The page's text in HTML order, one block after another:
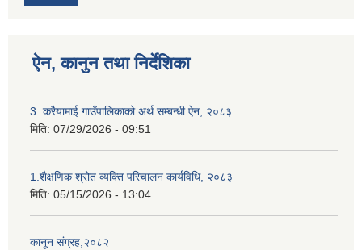
ऐन, कानुन तथा निर्देशिका
3. करैयामाई गाउँपालिकाको अर्थ सम्बन्धी ऐन, २०८३
मिति: 07/29/2026 - 09:51
1.शैक्षणिक श्रोत व्यक्ति परिचालन कार्यविधि, २०८३
मिति: 05/15/2026 - 13:04
कानून संग्रह,२०८२